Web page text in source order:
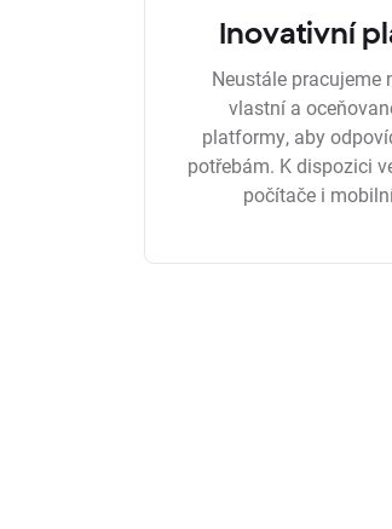
Inovativní
Neustále pracujeme
vlastní a
platformy, aby
potřebám. K dispozici
počítače i